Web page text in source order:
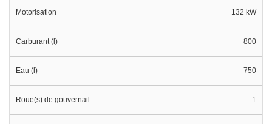
Motorisation 132 kW
Carburant (l) 800
Eau (l) 750
Roue(s) de gouvernail 1